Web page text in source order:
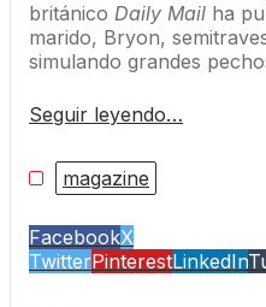
británico Daily Mail ha
marido, Bryon,
simulando grandes
Seguir leyendo…
magazine
FacebookX
TwitterPinterestLinkedIn